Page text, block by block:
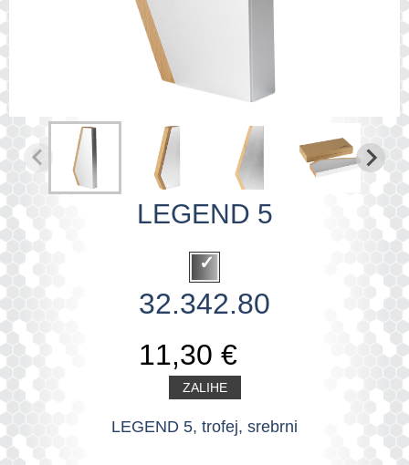
LEGEND 5
32.342.80
11,30 €
ZALIHE
LEGEND 5, trofej, srebrni